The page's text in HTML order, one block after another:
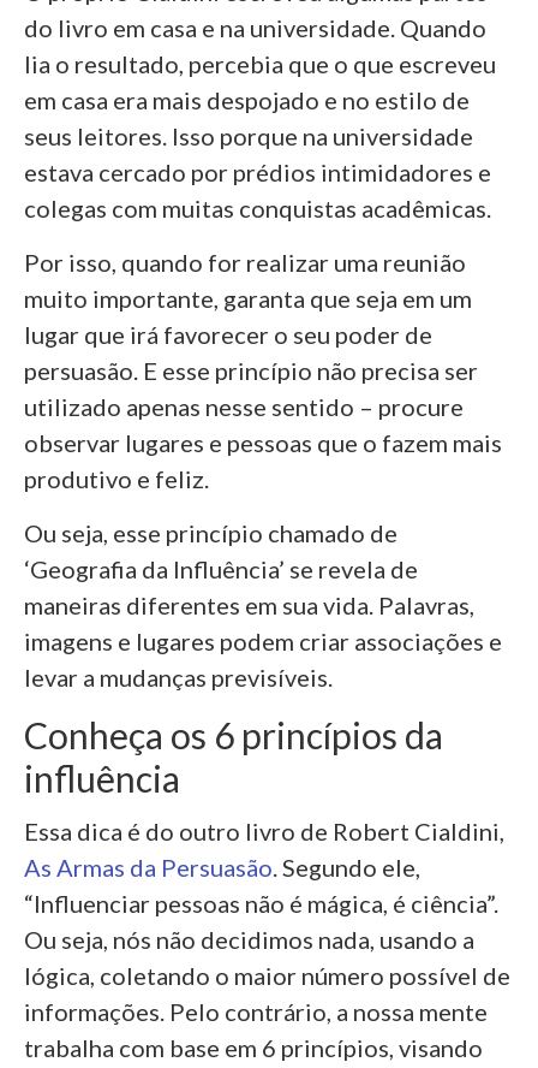
do livro em casa e na universidade. Quando
lia o resultado, percebia que o que escreveu
em casa era mais despojado e no estilo de
seus leitores. Isso porque na universidade
estava cercado por prédios intimidadores e
colegas com muitas conquistas acadêmicas.
Por isso, quando for realizar uma reunião
muito importante, garanta que seja em um
lugar que irá favorecer o seu poder de
persuasão. E esse princípio não precisa ser
utilizado apenas nesse sentido – procure
observar lugares e pessoas que o fazem mais
produtivo e feliz.
Ou seja, esse princípio chamado de
‘Geografia da Influência’ se revela de
maneiras diferentes em sua vida. Palavras,
imagens e lugares podem criar associações e
levar a mudanças previsíveis.
Conheça os 6 princípios da
influência
Essa dica é do outro livro de Robert Cialdini,
As Armas da Persuasão. Segundo ele,
“Influenciar pessoas não é mágica, é ciência”.
Ou seja, nós não decidimos nada, usando a
lógica, coletando o maior número possível de
informações. Pelo contrário, a nossa mente
trabalha com base em 6 princípios, visando